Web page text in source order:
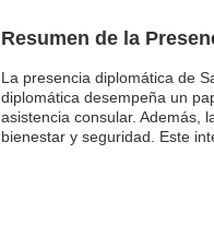
Resumen de la
La presencia diplomática de
diplomática desempeña un
asistencia consular. Además,
bienestar y seguridad. Este